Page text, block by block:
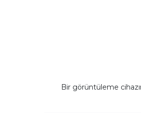
Bir görüntüleme